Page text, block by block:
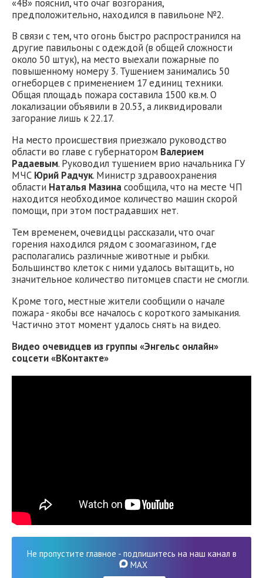
«4В» пояснил, что очаг возгорания,
предположительно, находился в павильоне №2.
В связи с тем, что огонь быстро распространился на
другие павильоны с одеждой (в общей сложности
около 50 штук), на место выехали пожарные по
повышенному номеру 3. Тушением занимались 50
огнеборцев с применением 17 единиц техники.
Общая площадь пожара составила 1500 кв.м. О
локализации объявили в 20.53, а ликвидировали
загорание лишь к 22.17.
На место происшествия приезжало руководство
области во главе с губернатором Валерием
Радаевым. Руководил тушением врио начальника ГУ
МЧС Юрий Радчук. Министр здравоохранения
области Наталья Мазинасообщила, что на месте ЧП
находится необходимое количество машин скорой
помощи, при этом пострадавших нет.
Тем временем, очевидцы рассказали, что очаг
горения находился рядом с зоомагазином, где
располагались различные животные и рыбки.
Большинство клеток с ними удалось вытащить, но
значительное количество питомцев спасти не смогли.
Кроме того, местные жители сообщили о начале
пожара - якобы все началось с короткого замыкания.
Частично этот момент удалось снять на видео.
Видео очевидцев из группы «Энгельс онлайн»
соцсети «ВКонтакте»
Не пропустите главное - подпишитесь на наш канал в
MAX